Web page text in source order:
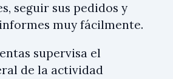
seguir sus pedidos y
muy fácilmente.
supervisa el
de la actividad